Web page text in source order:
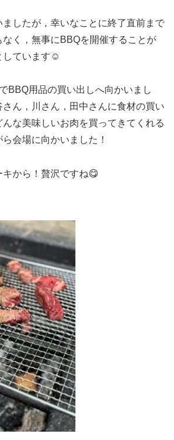
したが，幸いなことに終了直前まで
く，無事にBBQを開催することが
しています☺️
BBQ用品の買い出しへ向かいまし
ん，川さん，田中さんに食材の買い
な美味しいお肉を買ってきてくれる
会場に向かいました！
キから！贅沢ですね😋